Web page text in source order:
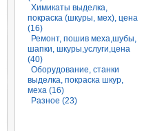
Химикаты выделка,
покраска (шкуры, мех), цена
(16)
Ремонт, пошив меха,шубы,
шапки, шкуры,услуги,цена
(40)
Оборудование, станки
выделка, покраска шкур,
меха (16)
Разное (23)